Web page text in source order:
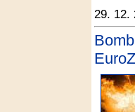
29. 12.